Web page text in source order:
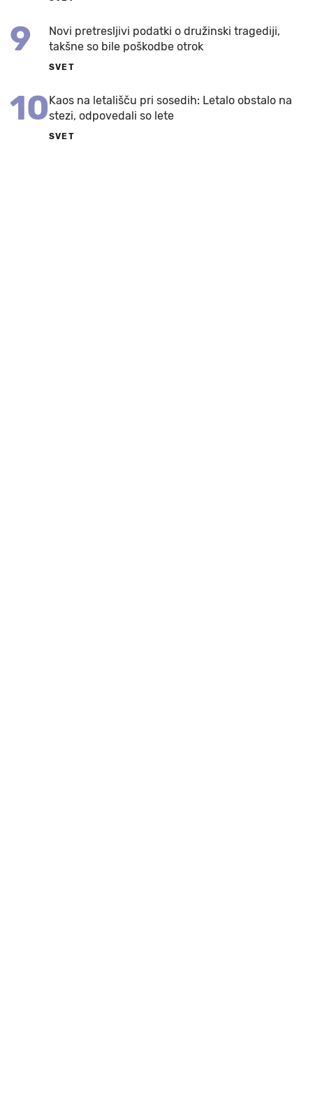
9
Novi pretresljivi podatki o družinski tragediji,
takšne so bile poškodbe otrok
SVET
10Kaos na letališču pri sosedih: Letalo obstalo na
stezi, odpovedali so lete
SVET